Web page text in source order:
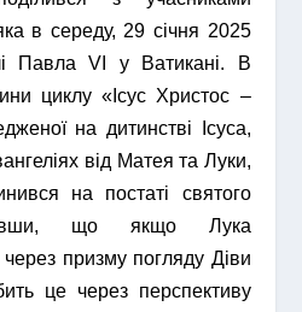
яка в середу, 29 січня 2025
Павла VI у Ватикані. В
циклу «Ісус Христос –
на дитинстві Ісуса,
від Матея та Луки,
на постаті святого
що якщо Лука
через призму погляду Діви
це через перспективу